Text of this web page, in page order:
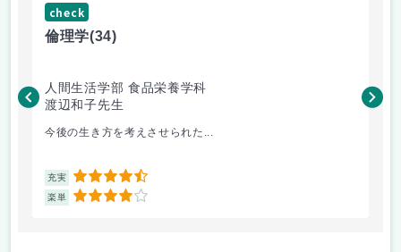
check
倫理学(34)
人間生活学部 食品栄養学科
渡辺和子先生
今後の生き方を考えさせられた...
充実 4.5
楽単 4
保